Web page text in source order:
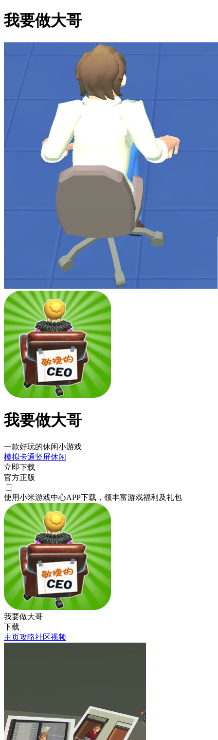
我要做大哥
我要做大哥
一款好玩的休闲小游戏
模拟卡通竖屏休闲
立即下载
官方正版
使用小米游戏中心APP下载 ，领丰富游戏福利 及礼包
我要做大哥
下载
主页攻略社区视频